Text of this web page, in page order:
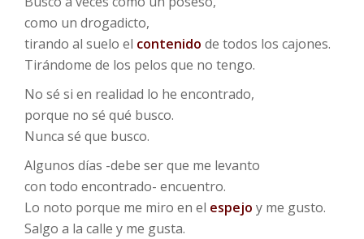
como un drogadicto,
tirando al suelo el contenido de todos los cajones.
Tirándome de los pelos que no tengo.
No sé si en realidad lo he encontrado,
porque no sé qué busco.
Nunca sé que busco.
Algunos días -debe ser que me levanto
con todo encontrado- encuentro.
Lo noto porque me miro en el espejo y me gusto.
Salgo a la calle y me gusta.